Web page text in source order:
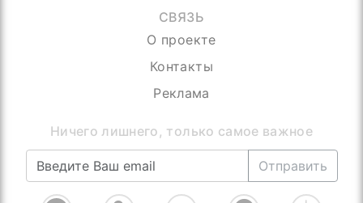
СВЯЗЬ
О проекте
Контакты
Реклама
Ничего лишнего, только самое важное
Отправить